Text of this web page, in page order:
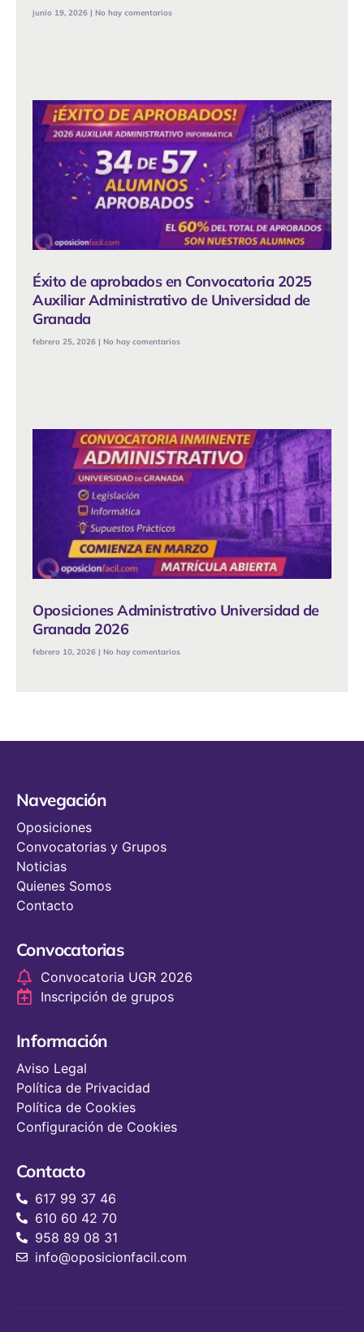
junio 19, 2026 No hay comentarios
Éxito de aprobados en Convocatoria 2025
Auxiliar Administrativo de Universidad de
Granada
febrero 25, 2026 No hay comentarios
Oposiciones Administrativo Universidad de
Granada 2026
febrero 10, 2026 No hay comentarios
Navegación
Oposiciones
Convocatorias y Grupos
Noticias
Quienes Somos
Contacto
Convocatorias
Convocatoria UGR 2026
Inscripción de grupos
Información
Aviso Legal
Política de Privacidad
Política de Cookies
Configuración de Cookies
Contacto
617 99 37 46
610 60 42 70
958 89 08 31
info@oposicionfacil.com